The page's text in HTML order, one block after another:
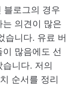
블로그의 경우
의견이 많은
습니다. 유료 버
많음에도 선
니다. 저의
순서를 정리